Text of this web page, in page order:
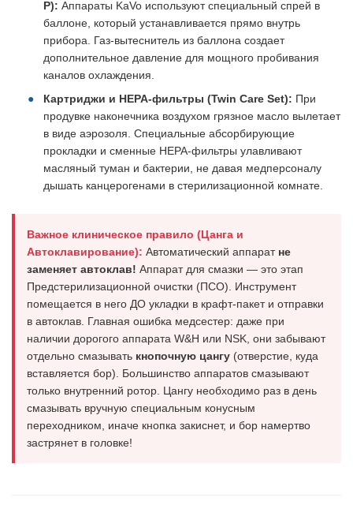
P): Аппараты KaVo используют специальный спрей в
баллоне, который устанавливается прямо внутрь
прибора. Газ-вытеснитель из баллона создает
дополнительное давление для мощного пробивания
каналов охлаждения.
Картриджи и HEPA-фильтры (Twin Care Set): При
продувке наконечника воздухом грязное масло вылетает
в виде аэрозоля. Специальные абсорбирующие
прокладки и сменные HEPA-фильтры улавливают
масляный туман и бактерии, не давая медперсоналу
дышать канцерогенами в стерилизационной комнате.
Важное клиническое правило (Цанга и
Автоклавирование): Автоматический аппарат не
заменяет автоклав! Аппарат для смазки — это этап
Предстерилизационной очистки (ПСО). Инструмент
помещается в него ДО укладки в крафт-пакет и отправки
в автоклав. Главная ошибка медсестер: даже при
наличии дорогого аппарата W&H или NSK, они забывают
отдельно смазывать кнопочную цангу (отверстие, куда
вставляется бор). Большинство аппаратов смазывают
только внутренний ротор. Цангу необходимо раз в день
смазывать вручную специальным конусным
переходником, иначе кнопка закиснет, и бор намертво
застрянет в головке!